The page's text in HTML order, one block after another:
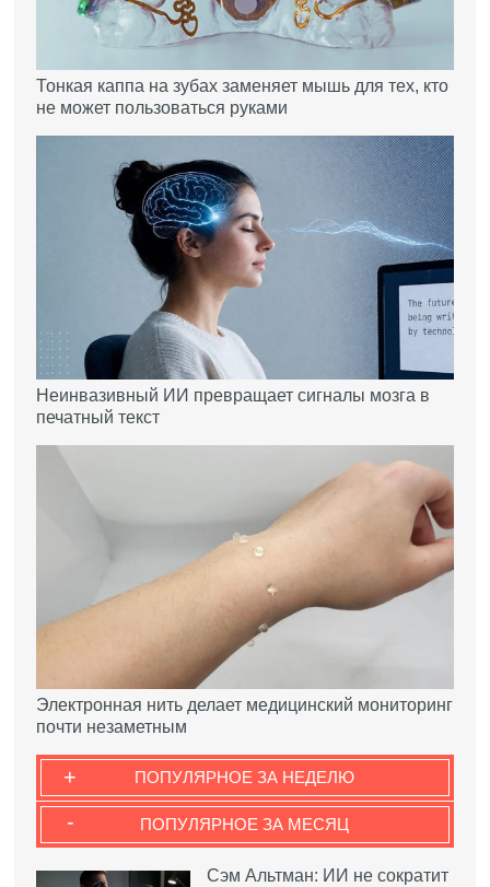
Тонкая каппа на зубах заменяет мышь для тех, кто
не может пользоваться руками
Неинвазивный ИИ превращает сигналы мозга в
печатный текст
Электронная нить делает медицинский мониторинг
почти незаметным
ПОПУЛЯРНОЕ ЗА НЕДЕЛЮ
+
ПОПУЛЯРНОЕ ЗА МЕСЯЦ
-
Сэм Альтман: ИИ не сократит